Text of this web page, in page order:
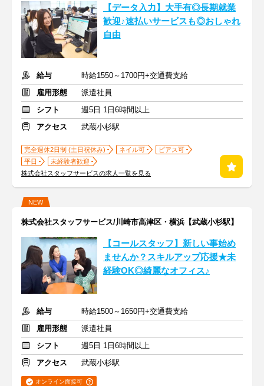
【データ入力】大手有◎長期就業
歓迎♪速払いサービスも◎おしゃれ
自由
給与
時給1550～1700円+交通費支給
雇用形態
派遣社員
シフト
週5日 1日6時間以上
アクセス
武蔵小杉駅
完全週休2日制 (土日祝休み) ネイル可
ピアス可
平日
未経験者歓迎
株式会社スタッフサービスの求人一覧を見る
NEW
株式会社スタッフサービス/川崎市高津区・横浜【武蔵小杉駅】
【コールスタッフ】新しい事始め
ませんか？スキルアップ応援★未
経験OK◎綺麗なオフィス♪
給与
時給1500～1650円+交通費支給
雇用形態
派遣社員
シフト
週5日 1日6時間以上
アクセス
武蔵小杉駅
オンライン面接可